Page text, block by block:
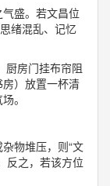
盛。若文昌位
绪混乱、记忆
厨房门挂布帘阻
）放置一杯清
。
物堆压，则“文
反之，若该方位